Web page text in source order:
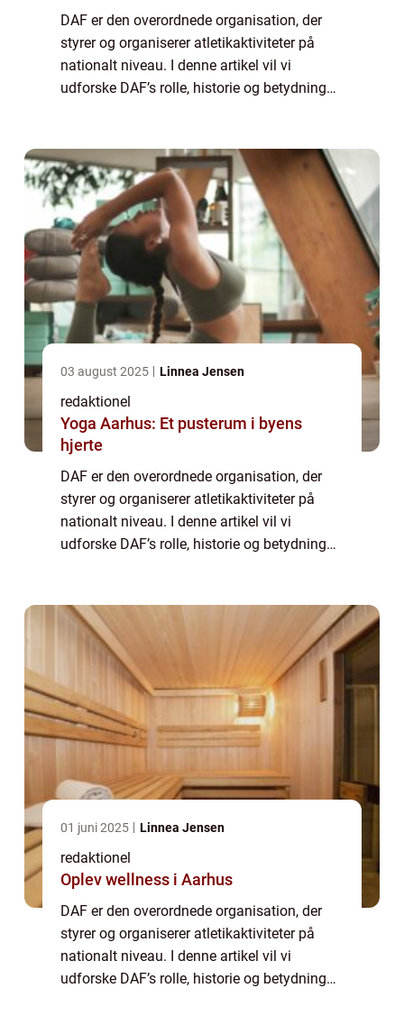
DAF er den overordnede organisation, der
styrer og organiserer atletikaktiviteter på
nationalt niveau. I denne artikel vil vi
udforske DAF’s rolle, historie og betydning
03 august 2025 Linnea Jensen
redaktionel
Yoga Aarhus: Et pusterum i byens
hjerte
DAF er den overordnede organisation, der
styrer og organiserer atletikaktiviteter på
nationalt niveau. I denne artikel vil vi
udforske DAF’s rolle, historie og betydning
01 juni 2025 Linnea Jensen
redaktionel
Oplev wellness i Aarhus
DAF er den overordnede organisation, der
styrer og organiserer atletikaktiviteter på
nationalt niveau. I denne artikel vil vi
udforske DAF’s rolle, historie og betydning